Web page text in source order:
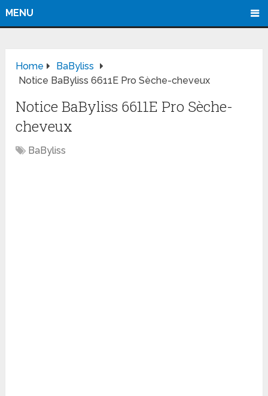
MENU
Home
BaByliss
Notice BaByliss 6611E Pro Sèche-cheveux
Notice BaByliss 6611E Pro Sèche-
cheveux
BaByliss